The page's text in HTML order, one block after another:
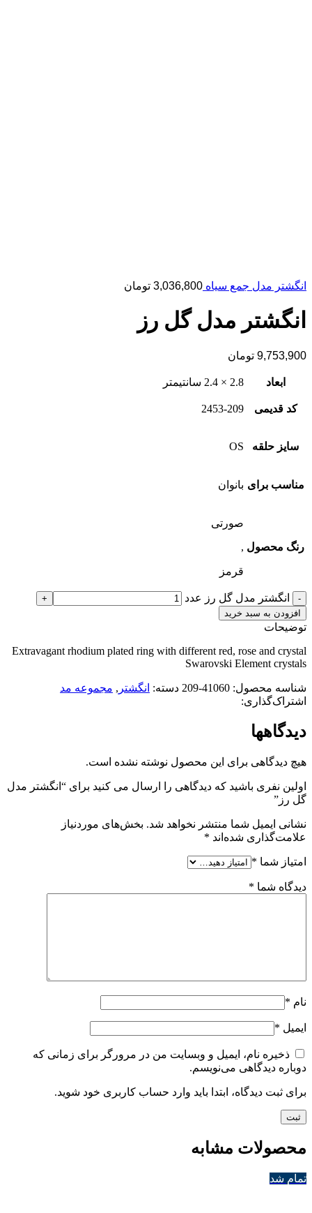
انگشتر مدل جمع سیاه 3,036,800 تومان
انگشتر مدل گل رز
9,753,900 تومان
ابعاد 2.8 × 2.4 سانتیمتر
کد قدیمی 2453-209
سایز حلقه OS
مناسب برای بانوان
رنگ محصول
صورتی
,
قرمز
انگشتر مدل گل رز عدد
افزودن به سبد خرید
توضیحات
Extravagant rhodium plated ring with different red, rose and crystal
Swarovski Element crystals
شناسه محصول: 41060-209 دسته: انگشتر , مجموعه مد
اشتراک‌گذاری:
دیدگاهها
هیچ دیدگاهی برای این محصول نوشته نشده است.
اولین نفری باشید که دیدگاهی را ارسال می کنید برای “انگشتر مدل
گل رز”
نشانی ایمیل شما منتشر نخواهد شد. بخش‌های موردنیاز
علامت‌گذاری شده‌اند *
امتیاز شما *
دیدگاه شما *
نام *
ایمیل *
ذخیره نام، ایمیل و وبسایت من در مرورگر برای زمانی که
دوباره دیدگاهی می‌نویسم.
برای ثبت دیدگاه، ابتدا باید وارد حساب کاربری خود شوید.
محصولات مشابه
تمام شد